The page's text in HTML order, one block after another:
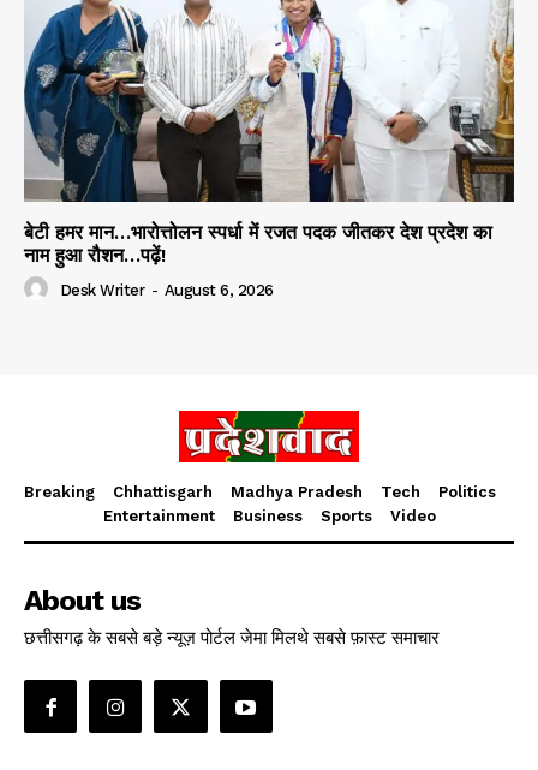
बेटी हमर मान…भारोत्तोलन स्पर्धा में रजत पदक जीतकर देश प्रदेश का
नाम हुआ रौशन…पढ़ें!
Desk Writer - August 6, 2026
Breaking Chhattisgarh Madhya Pradesh Tech
Politics
Entertainment
Business Sports Video
About us
छत्तीसगढ़ के सबसे बड़े न्यूज़ पोर्टल जेमा मिलथे सबसे फ़ास्ट समाचार